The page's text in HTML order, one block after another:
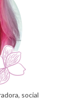
social